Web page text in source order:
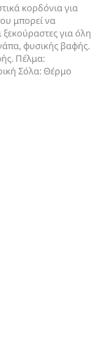
κορδόνια για
μπορεί να
για όλη
φυσικής βαφής.
Πέλμα:
Σόλα: Θέρμο